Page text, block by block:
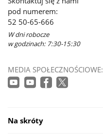
w
nowym
oknie
pod numerem:
52 50-65-666
W dni robocze
w godzinach: 7:30-15:30
MEDIA SPOŁECZNOŚCIOWE:
Na skróty